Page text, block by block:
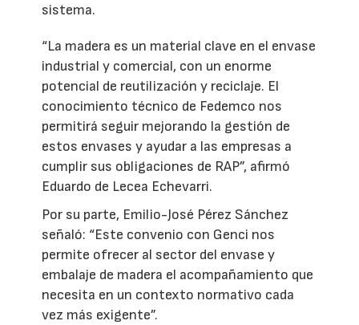
sistema.
“La madera es un material clave en el envase
industrial y comercial, con un enorme
potencial de reutilización y reciclaje. El
conocimiento técnico de Fedemco nos
permitirá seguir mejorando la gestión de
estos envases y ayudar a las empresas a
cumplir sus obligaciones de RAP”, afirmó
Eduardo de Lecea Echevarri.
Por su parte, Emilio-José Pérez Sánchez
señaló: “Este convenio con Genci nos
permite ofrecer al sector del envase y
embalaje de madera el acompañamiento que
necesita en un contexto normativo cada
vez más exigente”.